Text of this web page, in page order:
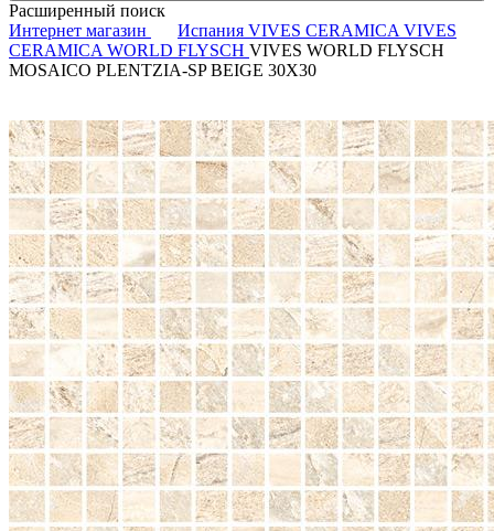
Расширенный поиск
Интернет магазин
Испания VIVES CERAMICA VIVES
CERAMICA WORLD FLYSCH VIVES WORLD FLYSCH
MOSAICO PLENTZIA-SP BEIGE 30X30